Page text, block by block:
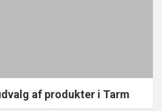
af produkter i Tarm